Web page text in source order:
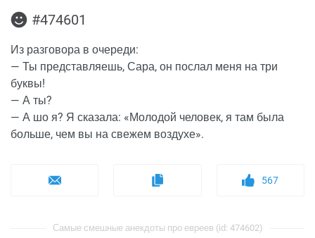
#474601
Из разговора в очереди:
— Ты представляешь, Сара, он послал меня на три
буквы!
— А ты?
— А шо я? Я сказала: «Молодой человек, я там была
больше, чем вы на свежем воздухе».
567
Самые смешные анекдоты про евреев (id: 474602)